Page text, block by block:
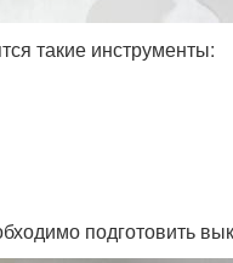
такие инструменты:
подготовить